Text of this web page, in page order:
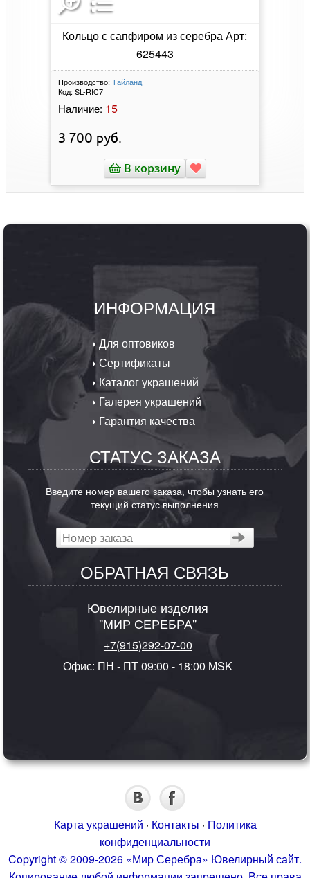
Кольцо с сапфиром из серебра Арт:
625443
Производство: Тайланд
Код: SL-RIC7
Наличие: 15
3 700 руб.
В корзину
ИНФОРМАЦИЯ
Для оптовиков
Сертификаты
Каталог украшений
Галерея украшений
Гарантия качества
СТАТУС ЗАКАЗА
Введите номер вашего заказа, чтобы узнать его
текущий статус выполнения
ОБРАТНАЯ СВЯЗЬ
Ювелирные изделия
"МИР СЕРЕБРА"
+7(915)292-07-00
Офис: ПН - ПТ 09:00 - 18:00 MSK
Карта украшений · Контакты · Политика
конфиденциальности
Copyright © 2009-2026 «Мир Серебра» Ювелирный сайт.